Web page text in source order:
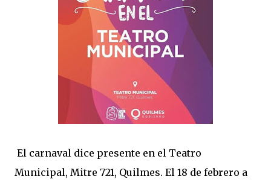
El carnaval dice presente en el Teatro
Municipal, Mitre 721, Quilmes. El 18 de febrero a